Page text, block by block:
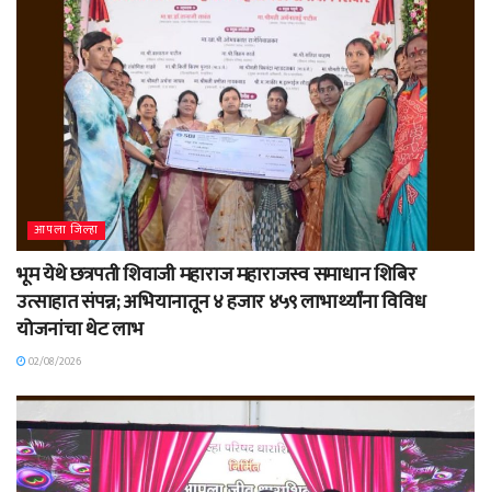
आपला जिल्हा
भूम येथे छत्रपती शिवाजी महाराज महाराजस्व समाधान शिबिर
उत्साहात संपन्न; अभियानातून ४ हजार ४५९ लाभार्थ्यांना विविध
योजनांचा थेट लाभ
02/08/2026